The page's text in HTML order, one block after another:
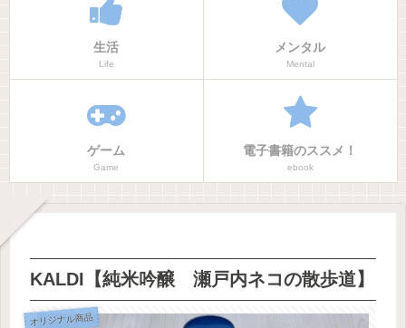
生活
Life
メンタル
Mental
ゲーム
Game
電子書籍のススメ！
ebook
KALDI【純米吟醸 瀬戸内ネコの散歩道】
オリジナル商品